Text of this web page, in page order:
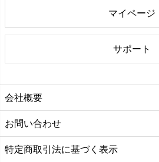
マイページ
サポート
会社概要
お問い合わせ
特定商取引法に基づく表示